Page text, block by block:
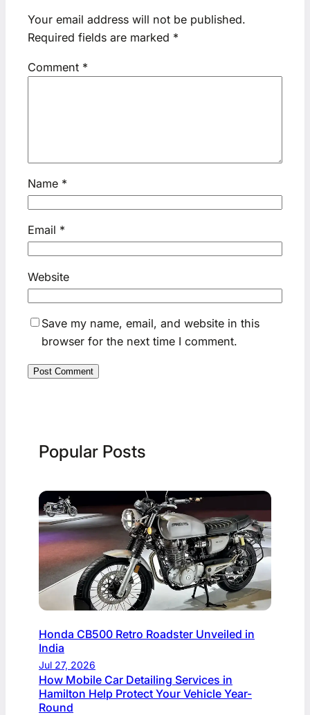
Your email address will not be published.
Required fields are marked *
Comment *
Name *
Email *
Website
Save my name, email, and website in this
browser for the next time I comment.
Popular Posts
Honda CB500 Retro Roadster Unveiled in
India
Jul 27, 2026
How Mobile Car Detailing Services in
Hamilton Help Protect Your Vehicle Year-
Round